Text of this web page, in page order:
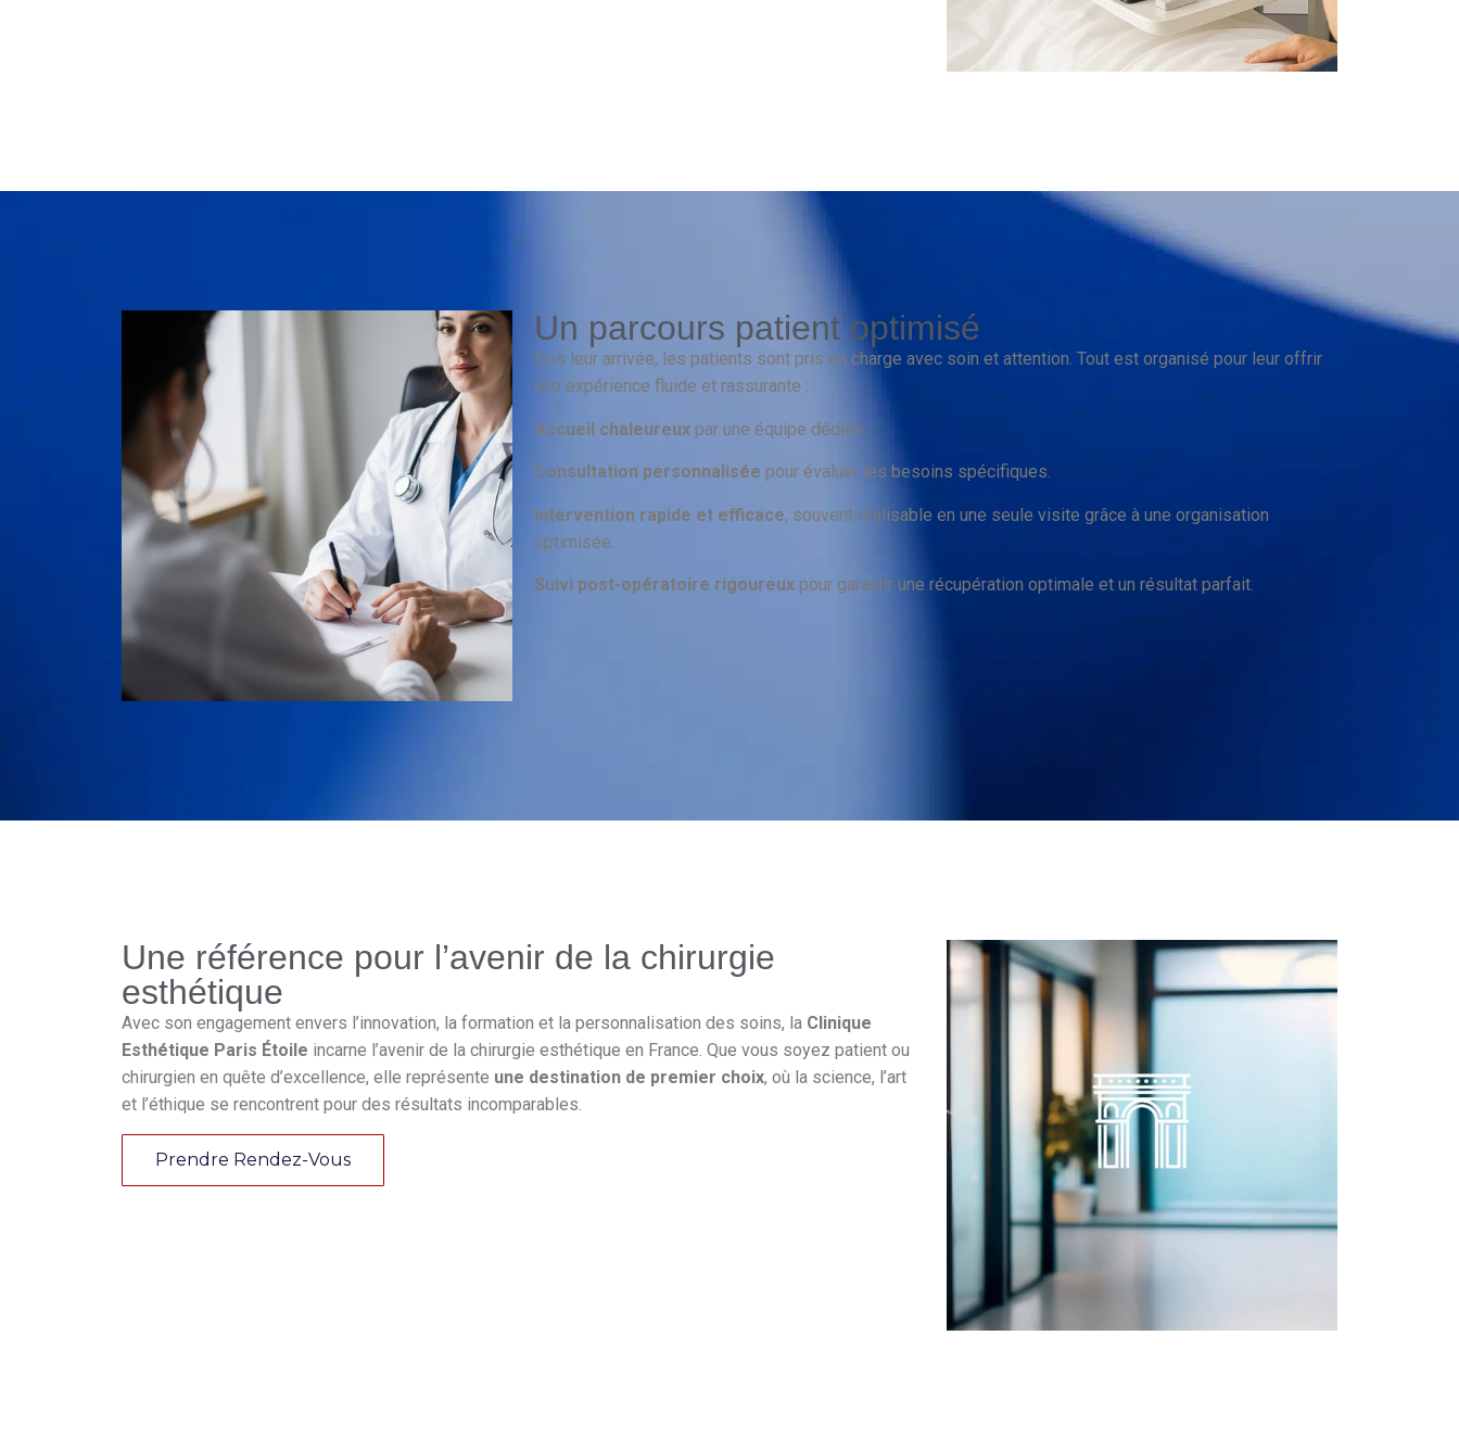
Un parcours patient optimisé
Dès leur arrivée, les patients sont pris en charge avec soin et attention. Tout est organisé pour leur offrir
une expérience fluide et rassurante :
Accueil chaleureuxpar une équipe dédiée.
Consultation personnalisée pour évaluer les besoins spécifiques.
Intervention rapide et efficace, souvent réalisable en une seule visite grâce à une organisation
optimisée.
Suivi post-opératoire rigoureuxpour garantir une récupération optimale et un résultat parfait.
Une référence pour l’avenir de la chirurgie
esthétique
Avec son engagement envers l’innovation, la formation et la personnalisation des soins, la Clinique
Esthétique Paris Étoile incarne l’avenir de la chirurgie esthétique en France. Que vous soyez patient ou
chirurgien en quête d’excellence, elle représente une destination de premier choix, où la science, l’art
et l’éthique se rencontrent pour des résultats incomparables.
Prendre Rendez-Vous